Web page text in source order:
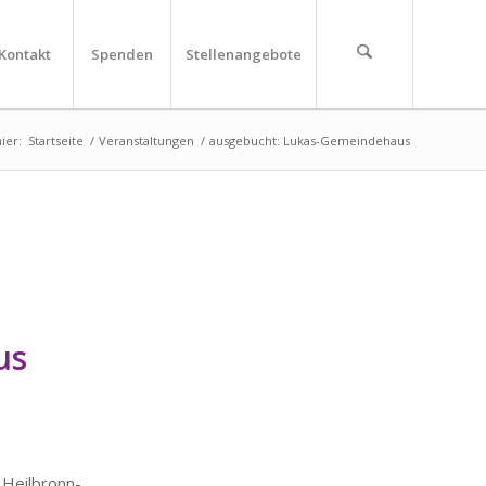
Kontakt Spenden Stellenangebote
Startseite / Veranstaltungen / ausgebucht: Lukas-Gemeindehaus